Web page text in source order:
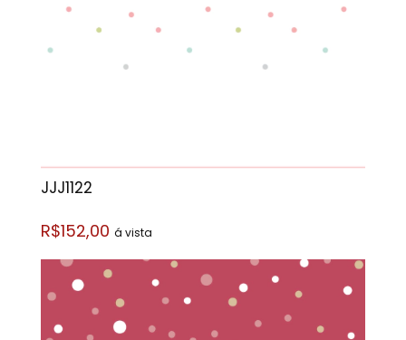
JJJ1122
R$152,00 á vista